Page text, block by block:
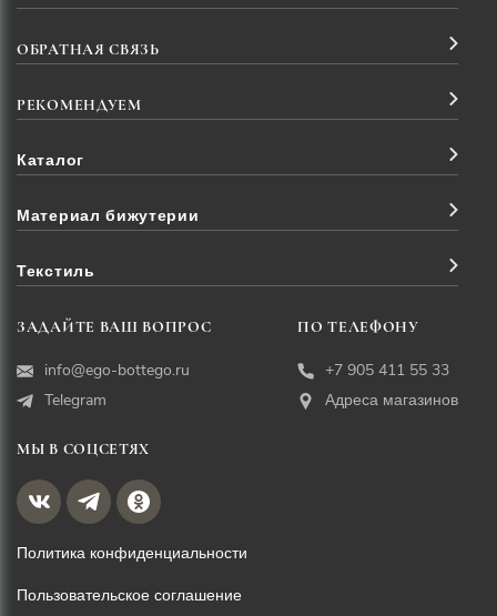
ОБРАТНАЯ СВЯЗЬ
РЕКОМЕНДУЕМ
Каталог
Материал бижутерии
Текстиль
ЗАДАЙТЕ ВАШ ВОПРОС
info@ego-bottego.ru
Telegram
ПО ТЕЛЕФОНУ
+7 905 411 55 33
Адреса магазинов
МЫ В СОЦСЕТЯХ
Политика конфиденциальности
Пользовательское соглашение